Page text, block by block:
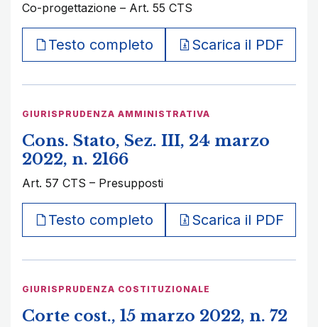
Co-progettazione – Art. 55 CTS
Testo completo Scarica il PDF
GIURISPRUDENZA AMMINISTRATIVA
Cons. Stato, Sez. III, 24 marzo
2022, n. 2166
Art. 57 CTS – Presupposti
Testo completo Scarica il PDF
GIURISPRUDENZA COSTITUZIONALE
Corte cost., 15 marzo 2022, n. 72